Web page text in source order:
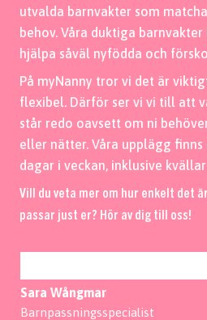
utvalda barnvakter som
behov. Våra duktiga
hjälpa såväl nyfödda och
På myNanny tror vi det är
flexibel. Därför ser vi vi till att
står redo oavsett om ni
eller nätter. Våra upplägg
dagar i veckan, inklusive
Vill du veta mer om hur enkelt det
passar just er? Hör av dig till oss!
Sara Wångmar
Barnpassningsspecialist